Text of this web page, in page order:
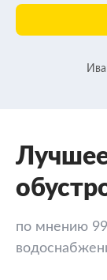
по мнению